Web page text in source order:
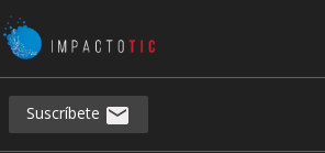
Suscríbete